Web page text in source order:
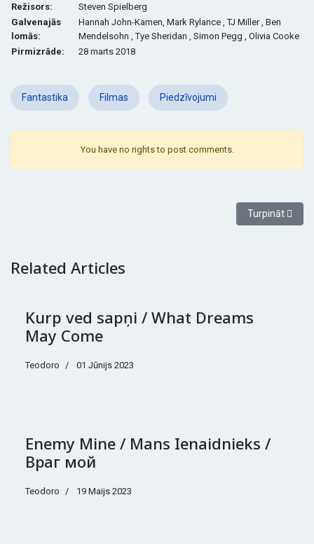
Režisors:
Steven Spielberg
Galvenajās
lomās:
Hannah John-Kamen, Mark Rylance , TJ Miller , Ben
Mendelsohn , Tye Sheridan , Simon Pegg , Olivia Cooke
Pirmizrāde:
28 marts 2018
Fantastika Filmas Piedzīvojumi
You have no rights to post comments.
Nākamais
Turpināt
Related Articles
Kurp ved sapņi / What Dreams
May Come
Teodoro 01 Jūnijs 2023
Enemy Mine / Mans Ienaidnieks /
Враг мой
Teodoro 19 Maijs 2023